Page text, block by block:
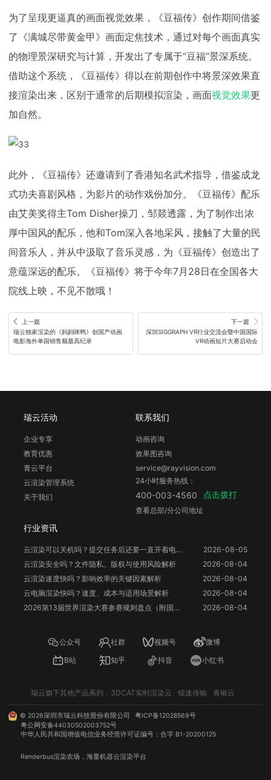
为了呈现更逼真的画面视觉效果，《豆福传》创作期间借鉴
了《满城尽带黄金甲》画面定焦技术，通过对每个画面真实
的物理景深研究与计算，开发出了专属于“豆福”景深系统。
借助这个系统，《豆福传》得以在前期创作中将景深效果直
接渲染出来，区别于通常的后期模拟渲染，画面视觉效果更
加自然。
此外，《豆福传》还邀请到了香港知名武术指导，借鉴成龙
式功夫喜剧风格，为影片的动作戏份加分。《豆福传》配乐
由艾美奖得主Tom Disher操刀，邹燚透露，为了制作出浓
厚中国风的配乐，他和Tom深入各地采风，接触了大量的民
间音乐人，并从中汲取了音乐灵感，为《豆福传》创造出了
意蕴深远的配乐。《豆福传》将于今年7月28日在全国各大
院线上映，不见不散哦！
上一篇
瑞云独家渲染的《妈妈咪鸭》创国产动画
电影海外单国销售额最高纪录
下一篇
深圳SIGGRAPH VR行业交流会暨中国国际
VR动画短片大赛启动会
瑞云活动
企业专享
教育优惠
青云平台
云渲染管理系统
关于我们
行业资讯
云渲染可以关机吗？提交任务后还要一直开着电脑吗？
2026-08-05
云渲染安全吗？文件隐私、版权与使用风险解析
2026-08-04
云渲染速度快吗？影响效率的关键因素解析
2026-08-04
云电脑渲染快吗？速度、成本与适用场景解析
2026-08-04
2026第13届世界渲染大赛参赛规则盘点（附国人参赛福利）
2026-08-04
联系我们
动画咨询
效果图咨询
service@rayvision.com
24小时服务热线：
400-003-4560 点击拨打
查看总部/分公司地址
公众号 社群 视频号
微博
B站
知乎 抖音 小红书
瑞云旗下其他产品系列： 3DCAT实时渲染云 镭速传输 青椒云
© 2026深圳市瑞云科技股份有限公司
粤ICP备12028569号
粤公网安备44030502003752号
中华人民共和国增值电信业务经营许可证编号：合字 B1-20200125
Renderbus渲染农场 ，海量机器云渲染平台